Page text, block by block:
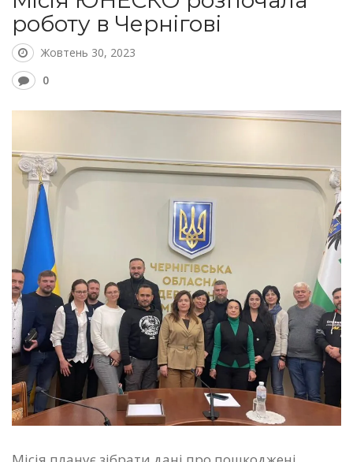
роботу в Чернігові
Жовтень 30, 2023
0